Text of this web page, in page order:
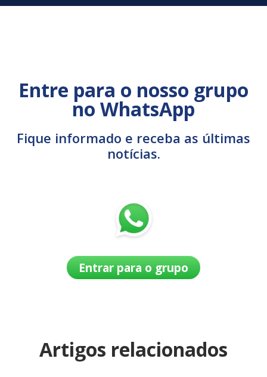
Entre para o nosso grupo
no WhatsApp
Fique informado e receba as últimas
notícias.
Entrar para o grupo
Artigos relacionados